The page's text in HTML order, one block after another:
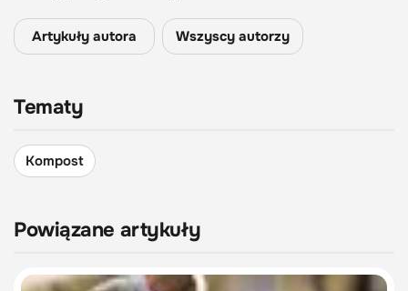
Artykuły autora Wszyscy autorzy
Tematy
Kompost
Powiązane artykuły